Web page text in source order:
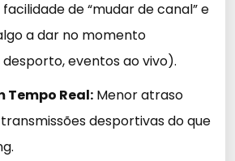
facilidade de “mudar de canal” e
a dar no momento
eventos ao vivo).
Tempo Real: Menor atraso
desportivas do que